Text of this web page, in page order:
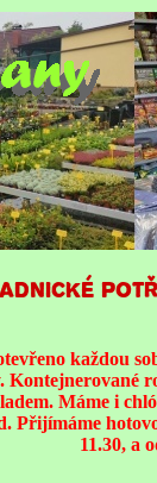
každou
Máme i
Přijímáme
11.30, a